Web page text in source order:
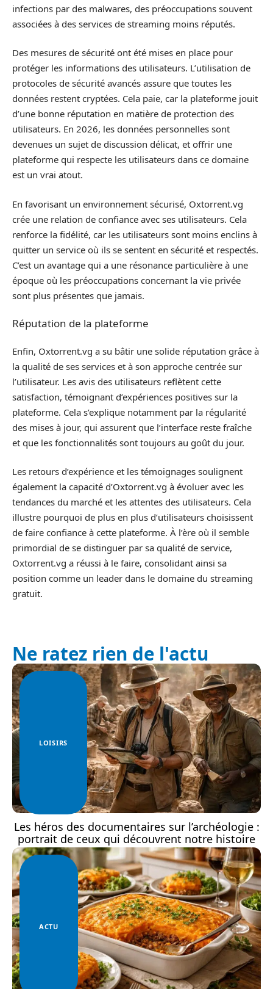
infections par des malwares, des préoccupations souvent
associées à des services de streaming moins réputés.
Des mesures de sécurité ont été mises en place pour
protéger les informations des utilisateurs. L’utilisation de
protocoles de sécurité avancés assure que toutes les
données restent cryptées. Cela paie, car la plateforme jouit
d’une bonne réputation en matière de protection des
utilisateurs. En 2026, les données personnelles sont
devenues un sujet de discussion délicat, et offrir une
plateforme qui respecte les utilisateurs dans ce domaine
est un vrai atout.
En favorisant un environnement sécurisé, Oxtorrent.vg
crée une relation de confiance avec ses utilisateurs. Cela
renforce la fidélité, car les utilisateurs sont moins enclins à
quitter un service où ils se sentent en sécurité et respectés.
C’est un avantage qui a une résonance particulière à une
époque où les préoccupations concernant la vie privée
sont plus présentes que jamais.
Réputation de la plateforme
Enfin, Oxtorrent.vg a su bâtir une solide réputation grâce à
la qualité de ses services et à son approche centrée sur
l’utilisateur. Les avis des utilisateurs reflètent cette
satisfaction, témoignant d’expériences positives sur la
plateforme. Cela s’explique notamment par la régularité
des mises à jour, qui assurent que l’interface reste fraîche
et que les fonctionnalités sont toujours au goût du jour.
Les retours d’expérience et les témoignages soulignent
également la capacité d’Oxtorrent.vg à évoluer avec les
tendances du marché et les attentes des utilisateurs. Cela
illustre pourquoi de plus en plus d’utilisateurs choisissent
de faire confiance à cette plateforme. À l’ère où il semble
primordial de se distinguer par sa qualité de service,
Oxtorrent.vg a réussi à le faire, consolidant ainsi sa
position comme un leader dans le domaine du streaming
gratuit.
Ne ratez rien de l'actu
LOISIRS
Les héros des documentaires sur l’archéologie :
portrait de ceux qui découvrent notre histoire
ACTU